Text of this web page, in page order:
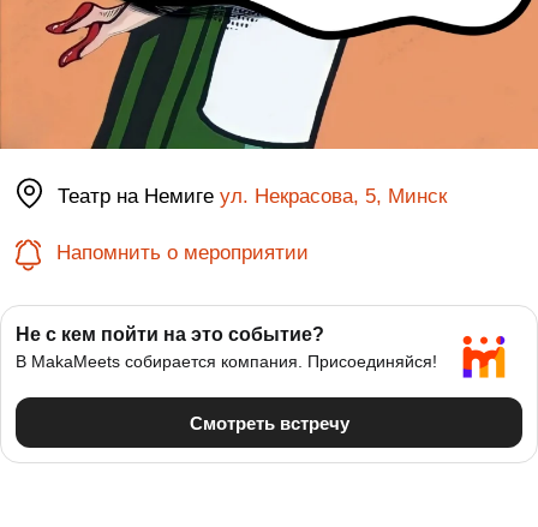
Театр на Немигеул. Некрасова, 5, Минск
Напомнить о мероприятии